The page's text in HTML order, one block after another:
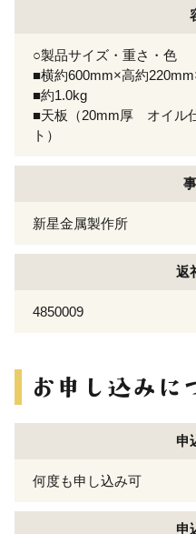
○製品サイズ・重さ・色
■横約600mm×高約
■約1.0kg
■天板（20mm厚 オイル
ト）
新星金属製作所
返
4850009
申
何度も申し込み可
申